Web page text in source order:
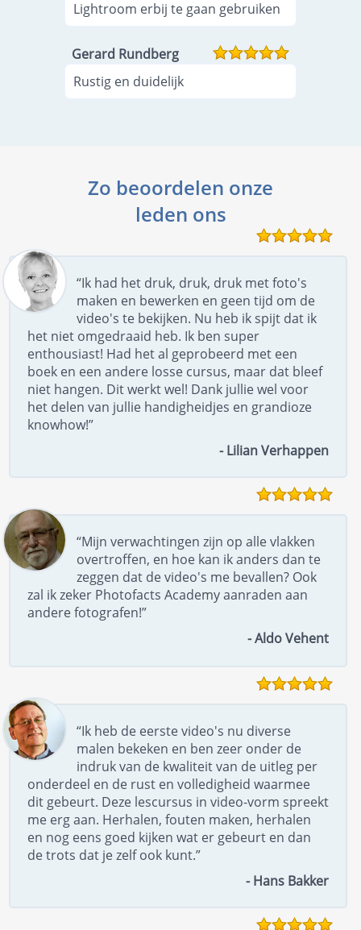
Lightroom erbij te gaan gebruiken
Gerard Rundberg
Rustig en duidelijk
Zo beoordelen onze
leden ons
“Ik had het druk, druk, druk met foto's
maken en bewerken en geen tijd om de
video's te bekijken. Nu heb ik spijt dat ik
het niet omgedraaid heb. Ik ben super
enthousiast! Had het al geprobeerd met een
boek en een andere losse cursus, maar dat bleef
niet hangen. Dit werkt wel! Dank jullie wel voor
het delen van jullie handigheidjes en grandioze
knowhow!”
- Lilian Verhappen
“Mijn verwachtingen zijn op alle vlakken
overtroffen, en hoe kan ik anders dan te
zeggen dat de video's me bevallen? Ook
zal ik zeker Photofacts Academy aanraden aan
andere fotografen!”
- Aldo Vehent
“Ik heb de eerste video's nu diverse
malen bekeken en ben zeer onder de
indruk van de kwaliteit van de uitleg per
onderdeel en de rust en volledigheid waarmee
dit gebeurt. Deze lescursus in video-vorm spreekt
me erg aan. Herhalen, fouten maken, herhalen
en nog eens goed kijken wat er gebeurt en dan
de trots dat je zelf ook kunt.”
- Hans Bakker